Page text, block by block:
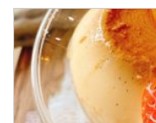
卒業お祝いや、入学
かがですか？？
&